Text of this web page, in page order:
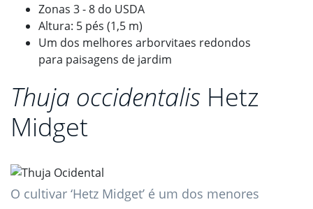
Zonas 3 - 8 do USDA
Altura: 5 pés (1,5 m)
Um dos melhores arborvitaes redondos
para paisagens de jardim
Thuja occidentalis Hetz
Midget
O cultivar ‘Hetz Midget’ é um dos menores